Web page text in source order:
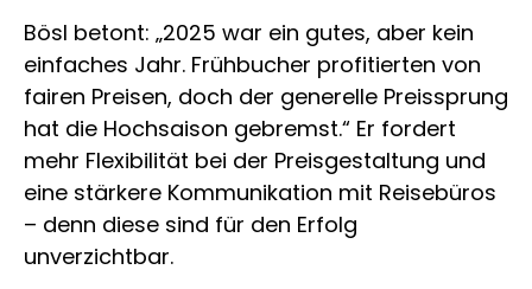
Bösl betont: „2025 war ein gutes, aber kein
einfaches Jahr. Frühbucher profitierten von
fairen Preisen, doch der generelle Preissprung
hat die Hochsaison gebremst.“ Er fordert
mehr Flexibilität bei der Preisgestaltung und
eine stärkere Kommunikation mit Reisebüros
– denn diese sind für den Erfolg
unverzichtbar.